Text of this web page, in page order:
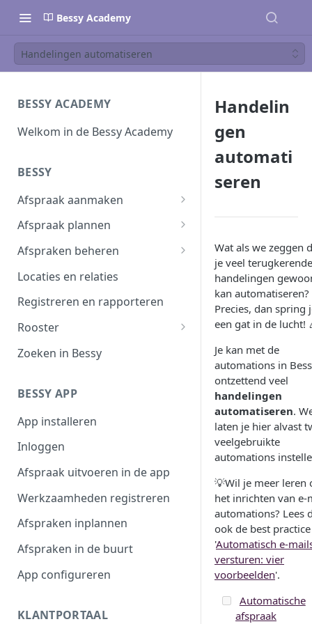
Bessy Academy
Handelingen automatiseren
BESSY ACADEMY
Welkom in de Bessy Academy
BESSY
Afspraak aanmaken
Afspraak aanmaken
Afspraken importeren
Afspraak plannen
Inplannen
Planning wijzigen
Plannen in batch
Afspraken beheren
Afspraak verwerken
Planbord
Filteroverzicht
Afspraaktoegang
Locaties en relaties
Registreren en rapporteren
Rooster
Werktijden
Plannen in beschikbaarheid
Shifts
Zoeken in Bessy
BESSY APP
App installeren
Inloggen
Afspraak uitvoeren in de app
Werkzaamheden registreren
Afspraken inplannen
Afspraken in de buurt
App configureren
KLANTPORTAAL
Handelin
gen
automati
seren
Wat als we zeggen
je veel terugkerende
handelingen
kan automatiseren?
Precies, dan spring
een gat in de lucht!
Je kan met de
automations in
ontzettend veel
handelingen
automatiseren.
laten je hier alvast
veelgebruikte
automations
💡Wil je meer leren
het inrichten van e-
automations? Lees
ook de best practice
'Automatisch e-
versturen: vier
voorbeelden'.
Automatische
afspraak